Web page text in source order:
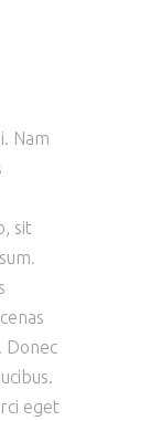
Nam
sit
Donec
eget